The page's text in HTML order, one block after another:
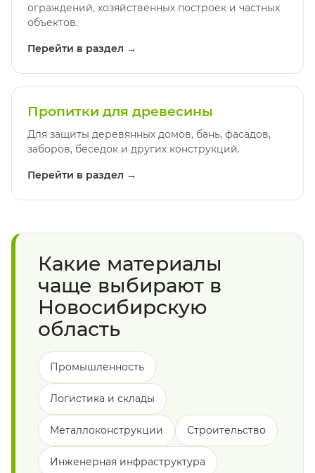
ограждений, хозяйственных построек и частных
объектов.
Перейти в раздел →
Пропитки для древесины
Для защиты деревянных домов, бань, фасадов,
заборов, беседок и других конструкций.
Перейти в раздел →
Какие материалы
чаще выбирают в
Новосибирскую
область
Промышленность
Логистика и склады
Металлоконструкции Строительство
Инженерная инфраструктура